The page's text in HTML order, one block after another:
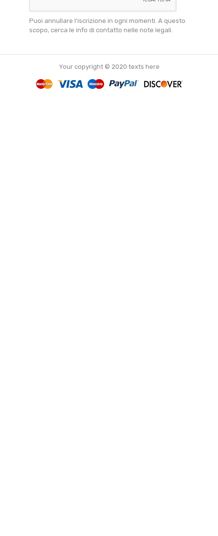
Puoi annullare l'iscrizione in ogni momenti. A questo
scopo, cerca le info di contatto nelle note legali.
Your copyright © 2020 texts here